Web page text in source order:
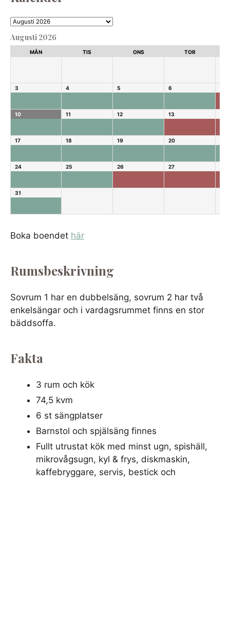
Augusti 2026
MÅN TIS ONS TOR
3 4 5 6
10 11 12 13
17 18 19 20
24 25 26 27
31
Boka boendet här
Rumsbeskrivning
Sovrum 1 har en dubbelsäng, sovrum 2 har två
enkelsängar och i vardagsrummet finns en stor
bäddsoffa.
Fakta
3 rum och kök
74,5 kvm
6 st sängplatser
Barnstol och spjälsäng finnes
Fullt utrustat kök med minst ugn, spishäll,
mikrovågsugn, kyl & frys, diskmaskin,
kaffebryggare, servis, bestick och